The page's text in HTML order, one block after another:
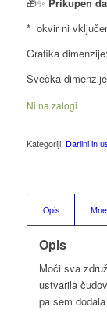
* okvir ni
Grafika
Svečka
Ni na zalogi
Kategoriji: Darilni in
Opis
Opis
Moči sva
ustvarila
pa sem